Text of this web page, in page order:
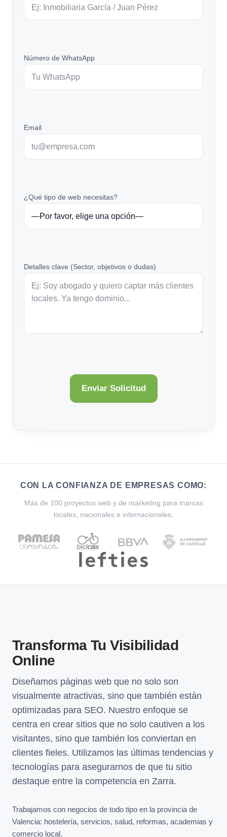
Número de WhatsApp
Email
¿Qué tipo de web necesitas?
Detalles clave (Sector, objetivos o dudas)
CON LA CONFIANZA DE EMPRESAS COMO:
Más de 100 proyectos web y de marketing para marcas
locales, nacionales e internacionales.
Transforma Tu Visibilidad
Online
Diseñamos páginas web que no solo son
visualmente atractivas, sino que también están
optimizadas para SEO. Nuestro enfoque se
centra en crear sitios que no solo cautiven a los
visitantes, sino que también los conviertan en
clientes fieles. Utilizamos las últimas tendencias y
tecnologías para asegurarnos de que tu sitio
destaque entre la competencia en Zarra.
Trabajamos con negocios de todo tipo en la provincia de
Valencia: hostelería, servicios, salud, reformas, academias y
comercio local.